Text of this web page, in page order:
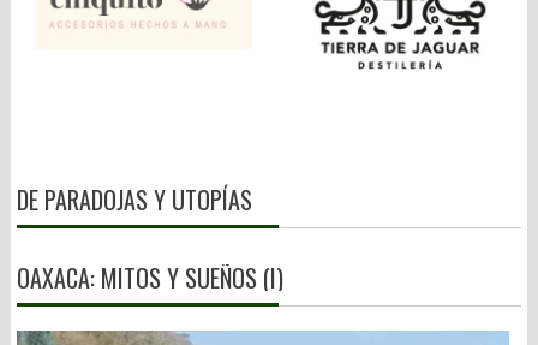
DE PARADOJAS Y UTOPÍAS
OAXACA: MITOS Y SUEÑOS (I)